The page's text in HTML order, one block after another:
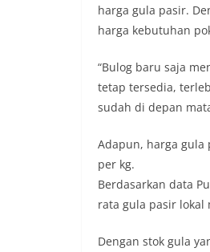
harga gula pasir.
harga kebutuhan
“Bulog baru saja
tetap tersedia,
sudah di depan
Adapun, harga gula
per kg.
Berdasarkan data
rata gula pasir lokal
Dengan stok gula